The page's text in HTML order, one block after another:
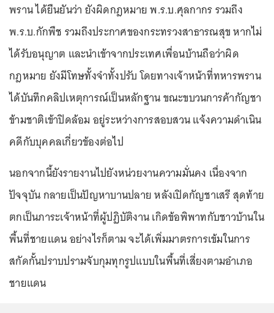
พราน ได้ยืนยันว่า ยังผิดกฎหมาย พ.ร.บ.ศุลกากร รวมถึง
พ.ร.บ.กักพืช รวมถึงประกาศของกระทรวงสาธารณสุข หากไม่
ได้รับอนุญาต และนำเข้าจากประเทศเพื่อนบ้านถือว่าผิด
กฎหมาย ยังมีโทษทั้งจำทั้งปรับ โดยทางเจ้าหน้าที่ทหารพราน
ได้บันทึกคลิปเหตุการณ์เป็นหลักฐาน ขณะขบวนการค้ากัญชา
ข้ามชาติเข้าปิดล้อม อยู่ระหว่างการสอบสวน แจ้งความดำเนิน
คดีกับบุคคลเกี่ยวข้องต่อไป
นอกจากนี้ยังรายงานไปยังหน่วยงานความมั่นคง เนื่องจาก
ปัจจุบัน กลายเป็นปัญหาบานปลาย หลังเปิดกัญชาเสรี สุดท้าย
ตกเป็นภาระเจ้าหน้าที่ผู้ปฏิบัติงาน เกิดข้อพิพาทกับชาวบ้านใน
พื้นที่ชายแดน อย่างไรก็ตาม จะได้เพิ่มมาตรการเข้มในการ
สกัดกั้นปราบปรามจับกุมทุกรูปแบบในพื้นที่เสี่ยงตามอำเภอ
ชายแดน